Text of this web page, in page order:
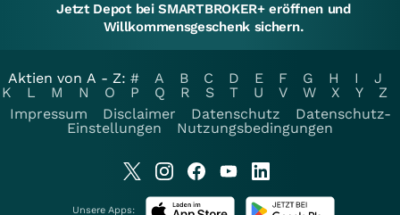
Jetzt Depot bei SMARTBROKER+ eröffnen und
Willkommensgeschenk sichern.
Aktien von A - Z: # A B C D E F G H I
J
K
L M N O P Q R S T U V W X Y
Z
Impressum
Disclaimer Datenschutz
Datenschutz-
Einstellungen
Nutzungsbedingungen
Unsere Apps: